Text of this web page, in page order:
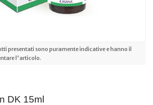
presentati sono puramente indicative e hanno il
l'articolo.
DK 15ml